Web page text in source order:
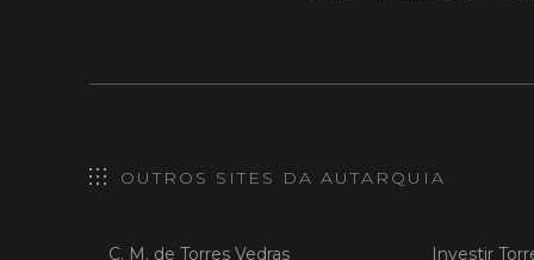
OUTROS SITES DA AUTARQUIA
C. M. de Torres Vedras Investir